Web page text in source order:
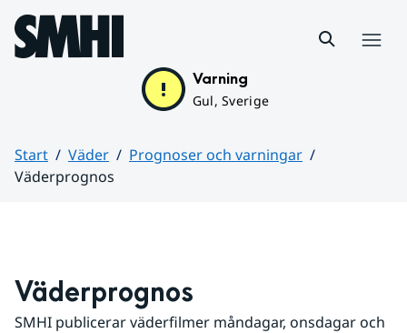
Hoppa till sidans innehåll
Varning
Gul, Sverige
Start Väder
Prognoser och varningar
Väderprognos
Väderprognos
SMHI publicerar väderfilmer måndagar, onsdagar och